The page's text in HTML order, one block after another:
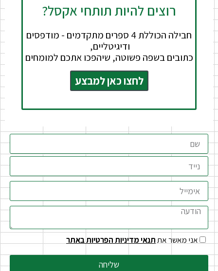
רוצים להיות תותחי אקסל?
חבילה הכוללת 4 ספרים מתקדמים - מודפסים
ודיגיטליים,
כתובים בשפה פשוטה, שיהפכו אתכם למומחים
לחצו כאן למבצע
אני מאשר אתתנאי מדיניות הפרטיות באתר
שליחה